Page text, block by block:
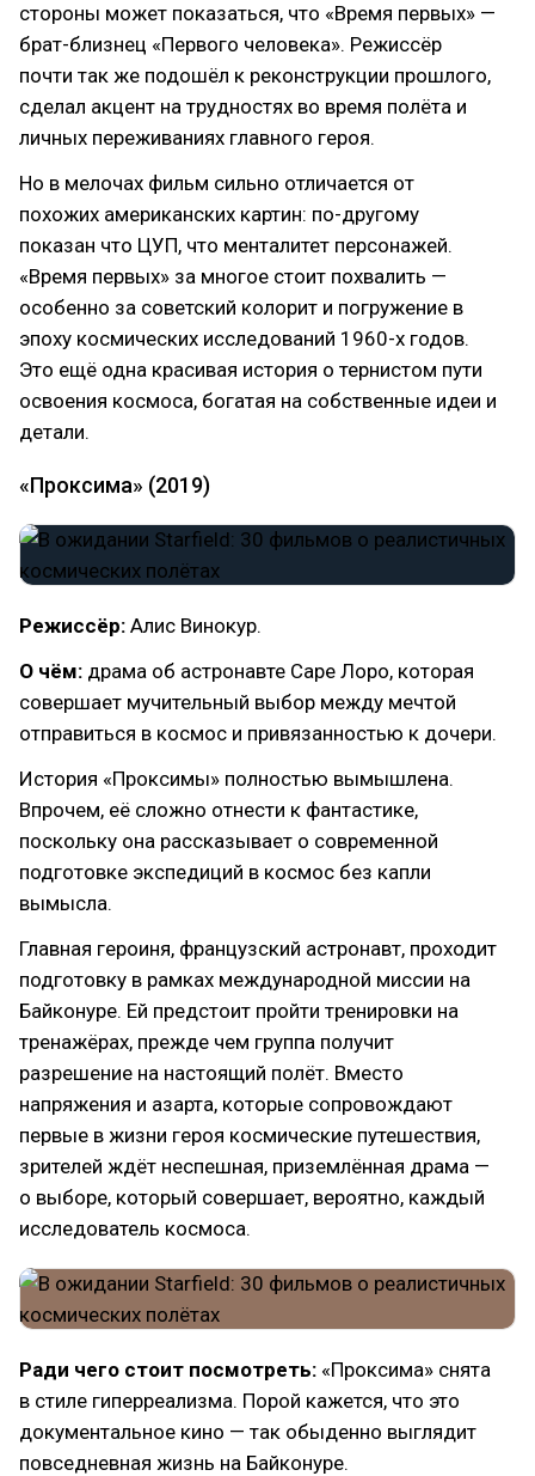
стороны может показаться, что «Время первых» —
брат-близнец «Первого человека». Режиссёр
почти так же подошёл к реконструкции прошлого,
сделал акцент на трудностях во время полёта и
личных переживаниях главного героя.
Но в мелочах фильм сильно отличается от
похожих американских картин: по-другому
показан что ЦУП, что менталитет персонажей.
«Время первых» за многое стоит похвалить —
особенно за советский колорит и погружение в
эпоху космических исследований 1960-х годов.
Это ещё одна красивая история о тернистом пути
освоения космоса, богатая на собственные идеи и
детали.
«Проксима» (2019)
Режиссёр: Алис Винокур.
О чём: драма об астронавте Саре Лоро, которая
совершает мучительный выбор между мечтой
отправиться в космос и привязанностью к дочери.
История «Проксимы» полностью вымышлена.
Впрочем, её сложно отнести к фантастике,
поскольку она рассказывает о современной
подготовке экспедиций в космос без капли
вымысла.
Главная героиня, французский астронавт, проходит
подготовку в рамках международной миссии на
Байконуре. Ей предстоит пройти тренировки на
тренажёрах, прежде чем группа получит
разрешение на настоящий полёт. Вместо
напряжения и азарта, которые сопровождают
первые в жизни героя космические путешествия,
зрителей ждёт неспешная, приземлённая драма —
о выборе, который совершает, вероятно, каждый
исследователь космоса.
Ради чего стоит посмотреть: «Проксима» снята
в стиле гиперреализма. Порой кажется, что это
документальное кино — так обыденно выглядит
повседневная жизнь на Байконуре.